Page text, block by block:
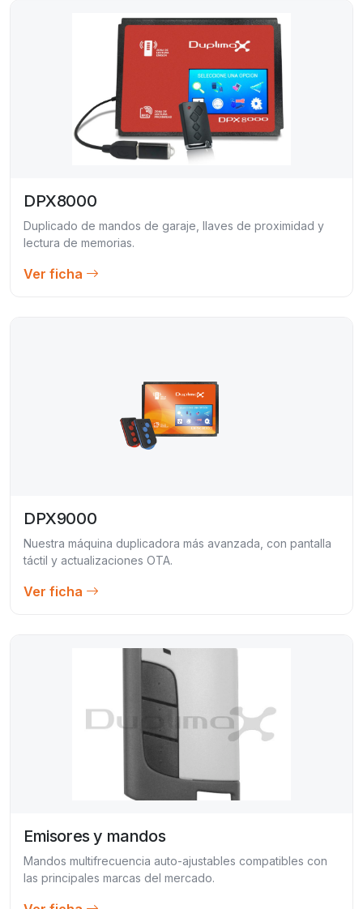
DPX8000
Duplicado de mandos de garaje, llaves de proximidad y
lectura de memorias.
Ver ficha
DPX9000
Nuestra máquina duplicadora más avanzada, con pantalla
táctil y actualizaciones OTA.
Ver ficha
Emisores y mandos
Mandos multifrecuencia auto-ajustables compatibles con
las principales marcas del mercado.